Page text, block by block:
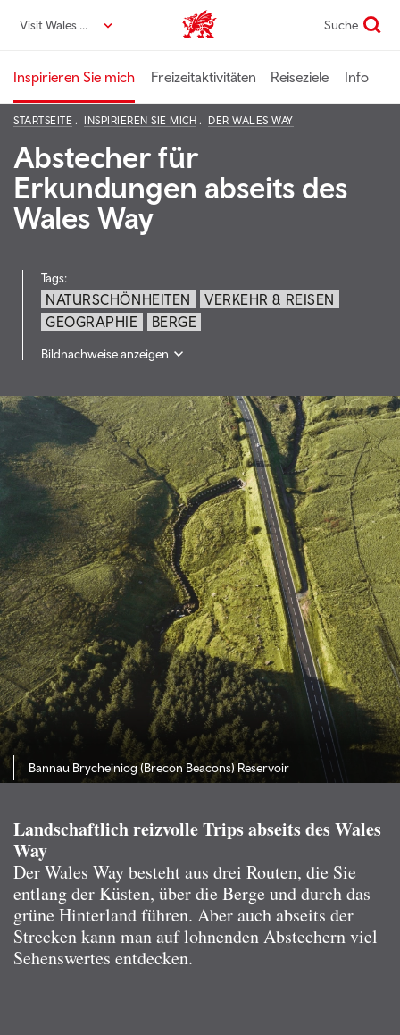
zumVisit Wales DE VisitWales home Suche
Inspirieren Sie mich Freizeitaktivitäten Reiseziele Info
STARTSEITE INSPIRIEREN SIE MICH DER WALES WAY
Abstecher für
Erkundungen abseits des
Wales Way
Tags:
NATURSCHÖNHEITEN
VERKEHR & REISEN
GEOGRAPHIE
BERGE
Bildnachweise anzeigen
Bannau Brycheiniog (Brecon Beacons) Reservoir
Landschaftlich reizvolle Trips abseits des Wales
Way
Der Wales Way besteht aus drei Routen, die Sie
entlang der Küsten, über die Berge und durch das
grüne Hinterland führen. Aber auch abseits der
Strecken kann man auf lohnenden Abstechern viel
Sehenswertes entdecken.